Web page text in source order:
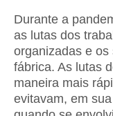
Durante a
as lutas dos
organizadas e
fábrica. As lutas
maneira mais
evitavam, em